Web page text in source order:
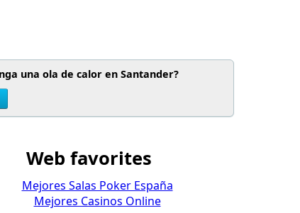
una ola de calor en Santander?
Web favorites
Mejores Salas Poker España
Mejores Casinos Online